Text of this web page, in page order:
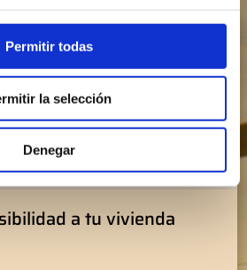
Permitir todas
la selección
Denegar
precio de la vivienda
venta realizadas en el entorno, a un
competencia de tu vivienda y teniendo
de venta. Así no nos equivocamos,
hará que la operación sea más fácil.
a tu vivienda